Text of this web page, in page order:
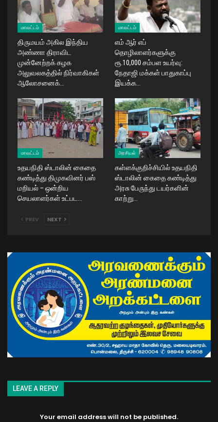
மாவட்டம்
திருமயம் அகில இந்திய
அண்ணா திராவிட
முன்னேற்றக் கழக
அலுவலகத்தில் நிர்வாகிகள்
ஆலோசனைக்…
மாவட்டம்
எம் ஆர் எப்
தொழிலாளர்களுக்கு
ரூ.10,000 சம்பள உயர்வு:
நேதாஜி மக்கள் பாதுகாப்பு
இயக்க…
மாவட்டம்
உதயநிதி ஸ்டாலின் கைதை
கண்டித்து திமுகவினர் பஸ்
மறியல் – ஒன்றிய
செயலாளர்கள் உட்பட…
அரசியல்
கள்ளக்குறிச்சியில் உதயநிதி
ஸ்டாலின் கைதை கண்டித்து
அரசு பேருந்து டயர்களின்
காற்று…
PREV NEXT
LEAVE A REPLY
Your email address will not be published.